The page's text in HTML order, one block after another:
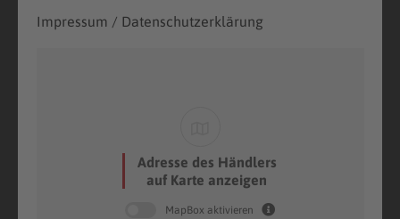
Impressum / Datenschutzerklärung
Adresse des Händlers
auf Karte anzeigen
MapBox aktivieren